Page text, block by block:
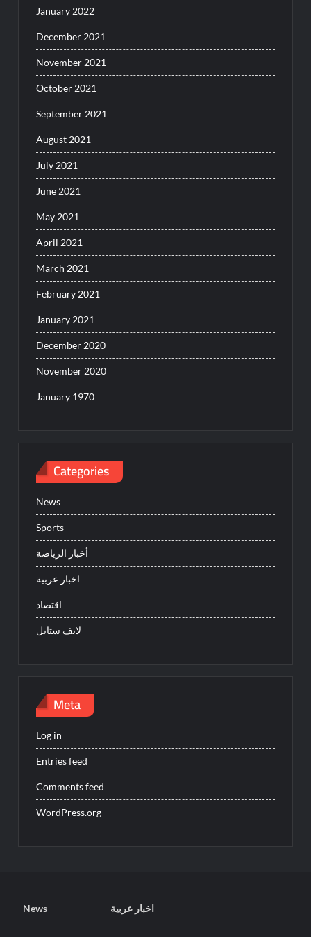
January 2022
December 2021
November 2021
October 2021
September 2021
August 2021
July 2021
June 2021
May 2021
April 2021
March 2021
February 2021
January 2021
December 2020
November 2020
January 1970
Categories
News
Sports
أخبار الرياضة
اخبار عربية
اقتصاد
لايف ستايل
Meta
Log in
Entries feed
Comments feed
WordPress.org
News اخبار عربية